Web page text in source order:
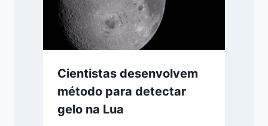
Cientistas desenvolvem
método para detectar
gelo na Lua